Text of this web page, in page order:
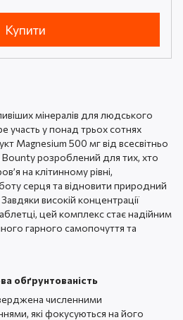
Купити
мінералів для людського
участь у понад трьох сотнях
Magnesium 500 мг від всесвітньо
розроблений для тих, хто
на клітинному рівні,
серця та відновити природний
високій концентрації
цей комплекс стає надійним
гарного самопочуття та
обґрунтованість
численними
які фокусуються на його